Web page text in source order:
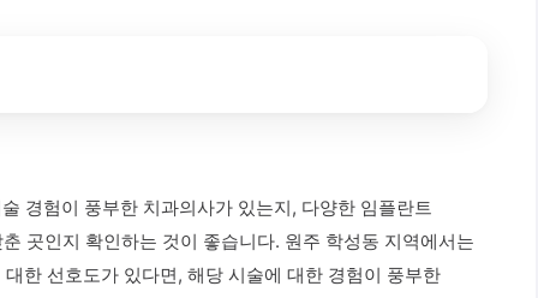
경험이 풍부한 치과의사가 있는지, 다양한 임플란트
곳인지 확인하는 것이 좋습니다. 원주 학성동 지역에서는
한 선호도가 있다면, 해당 시술에 대한 경험이 풍부한